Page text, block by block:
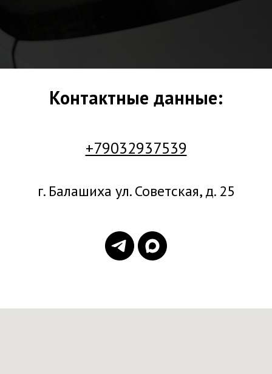
Контактные данные:
+79032937539
г. Балашиха ул. Советская, д. 25